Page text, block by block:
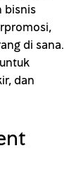
bisnis
di sana.
dan